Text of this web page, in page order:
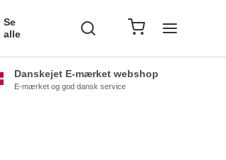
Se
alle
Danskejet E-mærket webshop
E-mærket og god dansk service